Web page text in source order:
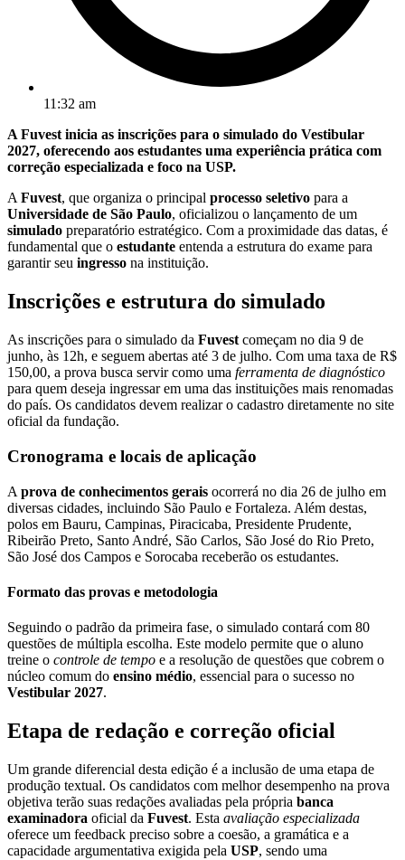
11:32 am
A Fuvest inicia as inscrições para o simulado do Vestibular
2027, oferecendo aos estudantes uma experiência prática com
correção especializada e foco na USP.
A Fuvest, que organiza o principal processo seletivo para a
Universidade de São Paulo, oficializou o lançamento de um
simulado preparatório estratégico. Com a proximidade das datas, é
fundamental que o estudante entenda a estrutura do exame para
garantir seu ingresso na instituição.
Inscrições e estrutura do simulado
As inscrições para o simulado da Fuvest começam no dia 9 de
junho, às 12h, e seguem abertas até 3 de julho. Com uma taxa de R$
150,00, a prova busca servir como uma ferramenta de diagnóstico
para quem deseja ingressar em uma das instituições mais renomadas
do país. Os candidatos devem realizar o cadastro diretamente no site
oficial da fundação.
Cronograma e locais de aplicação
A prova de conhecimentos gerais ocorrerá no dia 26 de julho em
diversas cidades, incluindo São Paulo e Fortaleza. Além destas,
polos em Bauru, Campinas, Piracicaba, Presidente Prudente,
Ribeirão Preto, Santo André, São Carlos, São José do Rio Preto,
São José dos Campos e Sorocaba receberão os estudantes.
Formato das provas e metodologia
Seguindo o padrão da primeira fase, o simulado contará com 80
questões de múltipla escolha. Este modelo permite que o aluno
treine o controle de tempo e a resolução de questões que cobrem o
núcleo comum do ensino médio, essencial para o sucesso no
Vestibular 2027.
Etapa de redação e correção oficial
Um grande diferencial desta edição é a inclusão de uma etapa de
produção textual. Os candidatos com melhor desempenho na prova
objetiva terão suas redações avaliadas pela própria banca
examinadora oficial da Fuvest. Esta avaliação especializada
oferece um feedback preciso sobre a coesão, a gramática e a
capacidade argumentativa exigida pela USP, sendo uma